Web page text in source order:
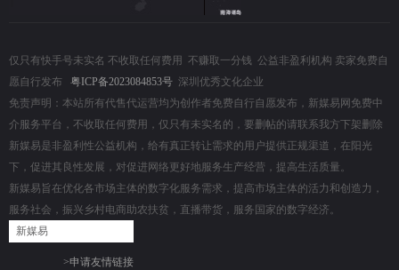
仅只有快手号未实名 不收取任何费用 不赚取一分钱 公益非盈利机构 卖家免费自
愿自行发布 粤ICP备2023084853号 深圳优秀文化企业
免责声明：本站所有代售代运营均为创作者免费自行自愿发布，新媒易网免费中
介服务平台，不收取任何费用，仅只有未实名的，要删帖的请联系我方下架删除
新媒易是非盈利性公益机构，给有真正转让需求的用户提供正规渠道，在阳光
下，促进其良性发展，对促进网络更好地服务生产经营，提高生活质量。
新媒易旨在优化各市场主体的数字化服务需求，提高市场主体的活力和创造力，
服务社会，振兴乡村电商助农扶贫，直播带货，服务国家的数字经济。
新媒易
>申请友情链接